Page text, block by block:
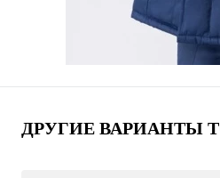
ДРУГИЕ ВАРИАНТЫ